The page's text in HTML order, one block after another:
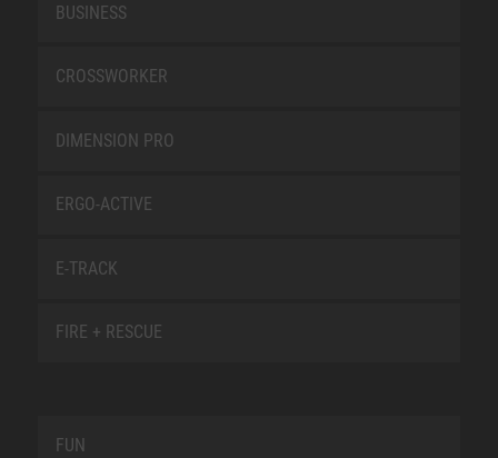
BUSINESS
CROSSWORKER
DIMENSION PRO
ERGO-ACTIVE
E-TRACK
FIRE + RESCUE
FUN